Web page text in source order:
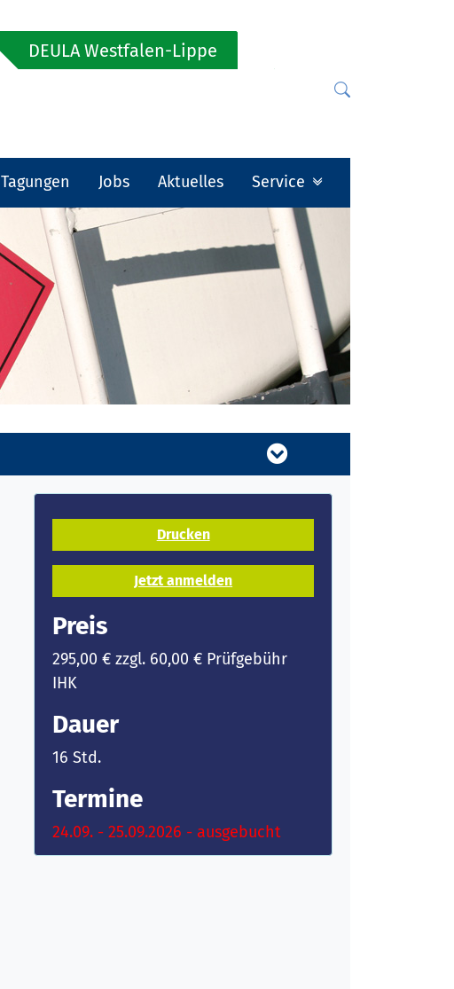
DEULA Westfalen-Lippe
Tagungen Jobs Aktuelles Service
Drucken
Jetzt anmelden
Preis
295,00 € zzgl. 60,00 € Prüfgebühr
IHK
Dauer
16 Std.
Termine
24.09. - 25.09.2026 - ausgebucht